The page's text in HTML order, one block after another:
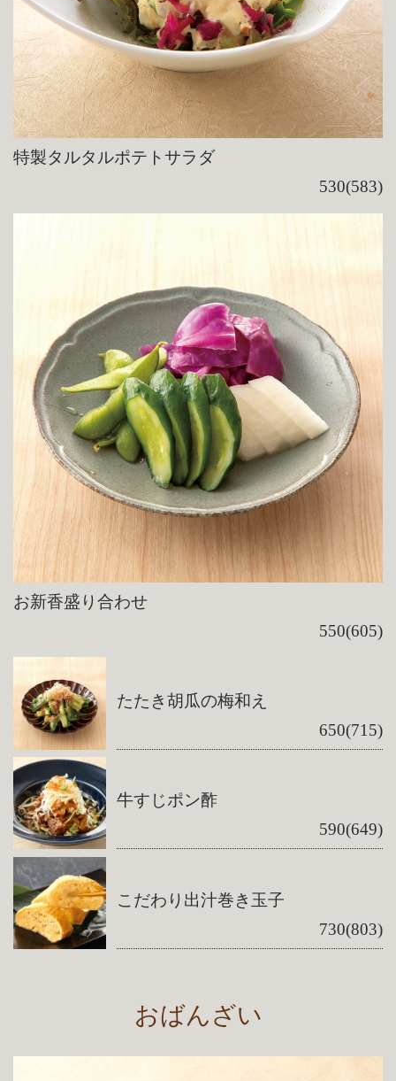
特製タルタルポテトサラダ
530(583)
お新香盛り合わせ
550(605)
たたき胡瓜の梅和え
650(715)
牛すじポン酢
590(649)
こだわり出汁巻き玉子
730(803)
おばんざい